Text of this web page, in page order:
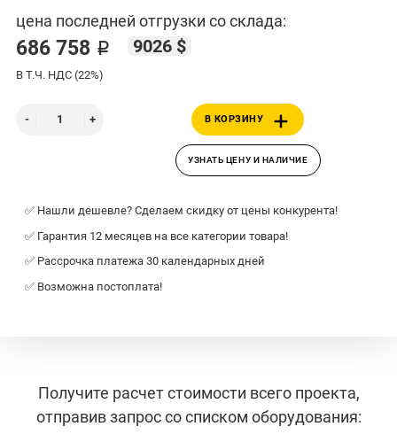
цена последней отгрузки со склада:
686 758 ₽ 9026 $
В Т.Ч. НДС (22%)
В КОРЗИНУ
УЗНАТЬ ЦЕНУ И НАЛИЧИЕ
✅ Нашли дешевле? Сделаем скидку от цены конкурента!
✅ Гарантия 12 месяцев на все категории товара!
✅ Рассрочка платежа 30 календарных дней
✅ Возможна постоплата!
Получите расчет стоимости всего проекта,
отправив запрос со списком оборудования: